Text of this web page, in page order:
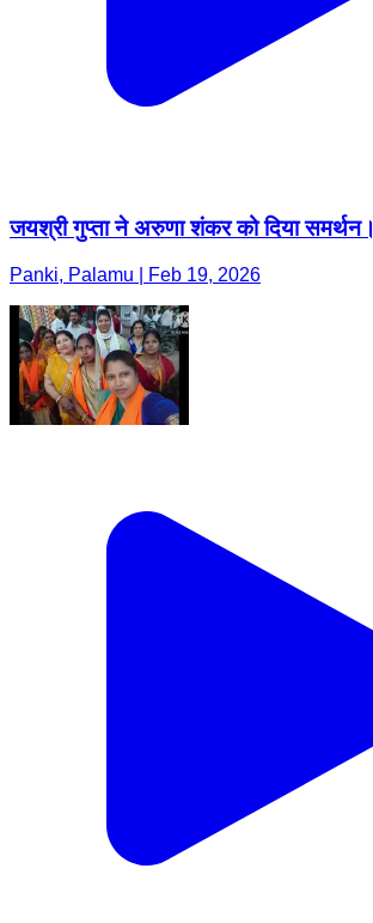
जयश्री गुप्ता ने अरुणा शंकर को दिया समर्थन।
Panki, Palamu | Feb 19, 2026